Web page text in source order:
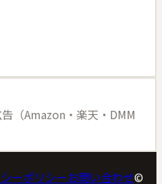
（Amazon・楽天・DMM
ーポリシーお問い合わせ©